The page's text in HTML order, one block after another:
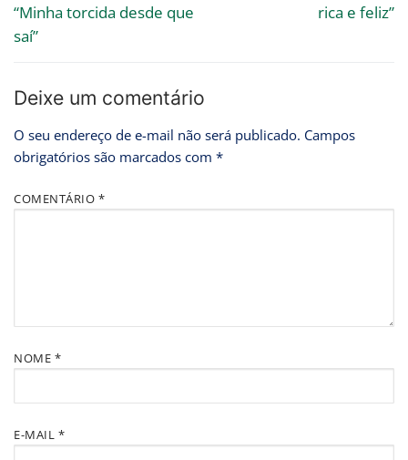
“Minha torcida desde que
saí”
rica e feliz”
Deixe um comentário
O seu endereço de e-mail não será publicado. Campos
obrigatórios são marcados com *
COMENTÁRIO *
NOME *
E-MAIL *